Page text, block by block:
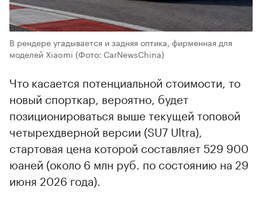
В рендере угадывается и задняя оптика, фирменная для
моделей Xiaomi (Фото: CarNewsChina)
Что касается потенциальной стоимости, то
новый спорткар, вероятно, будет
позиционироваться выше текущей топовой
четырехдверной версии (SU7 Ultra),
стартовая цена которой составляет 529 900
юаней (около 6 млн руб. по состоянию на 29
июня 2026 года).